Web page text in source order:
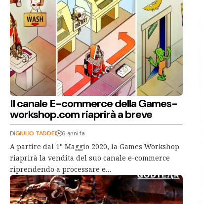
Il canale E-commerce della Games-
workshop.com riaprirà a breve
DiGIULIO TADDEI 6 anni fa
A partire dal 1° Maggio 2020, la Games Workshop
riaprirà la vendita del suo canale e-commerce
riprendendo a processare e…